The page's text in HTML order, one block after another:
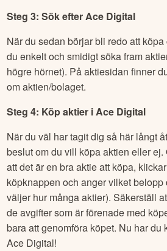
Steg 3: Sök efterAce Digital
När du sedan börjar bli redo att
du enkelt och smidigt söka fram
högre hörnet). På aktiesidan finner
om aktien/bolaget.
Steg 4: Köp aktier iAce Digital
När du väl har tagit dig så här långt
beslut om du vill köpa aktien eller
att det är en bra aktie att köpa,
köpknappen och anger vilket
väljer hur många aktier). Säkerställ
de avgifter som är förenade med
bara att genomföra köpet. Nu har du
Ace Digital!